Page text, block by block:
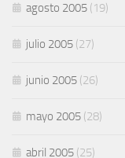
agosto 2005 (19)
julio 2005 (27)
junio 2005 (26)
mayo 2005 (28)
abril 2005 (25)